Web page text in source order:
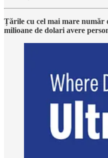
Țările cu cel mai mare număr
milioane de dolari avere